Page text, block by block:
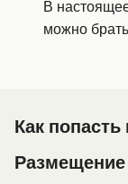
В
можно
Как
Размещение